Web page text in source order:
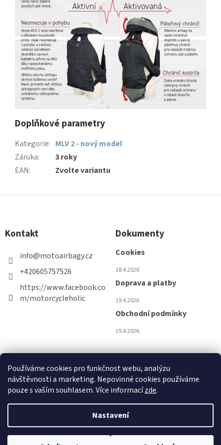
Používáme cookies pro funkčnost webu, analýzu
návštěvnosti a marketing. Nepovinné cookies používáme
pouze s vaším souhlasem. Více informacízde.
Nastavení
Doplňkové parametry
Kategorie: MLV 2 - nový model
Záruka:
3 roky
EAN: Zvolte variantu
Z
Kontakt
info@motoairbagy.cz
+420605757526
https://www.facebook.co
m/motorcycleholic
Dokumenty
Cookies
18.4.2026
Doprava a platby
19.4.2026
Obchodní podmínky
19.4.2026
Copyright 2026Zorka Horká moto airbagy Hit-Air.